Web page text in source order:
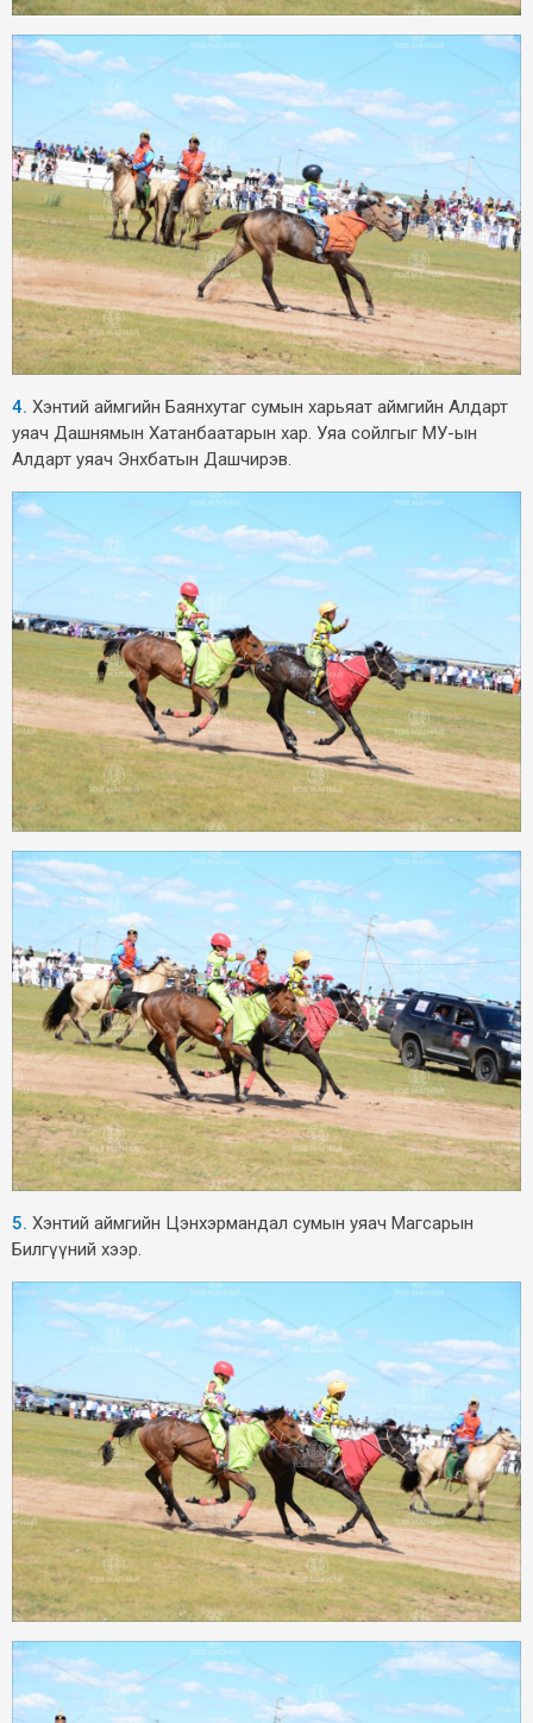
4. Хэнтий аймгийн Баянхутаг сумын харьяат аймгийн Алдарт
уяач Дашнямын Хатанбаатарын хар. Уяа сойлгыг МУ-ын
Алдарт уяач Энхбатын Дашчирэв.
5. Хэнтий аймгийн Цэнхэрмандал сумын уяач Магсарын
Билгүүний хээр.